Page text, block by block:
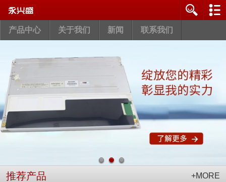
产品中心 关于我们 新闻 联系我们
推荐产品 +MORE